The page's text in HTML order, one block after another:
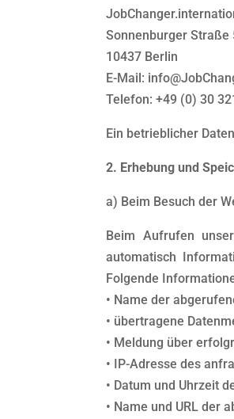
Sonnenburger Straße
10437 Berlin
E-Mail:
Telefon: +49 (0) 30
Ein betrieblicher
2. Erhebung und
a) Beim Besuch der
Beim Aufrufen
automatisch
Folgende
• Name der
• übertragene
• Meldung über
• IP-Adresse des
• Datum und Uhrzeit
• Name und URL der